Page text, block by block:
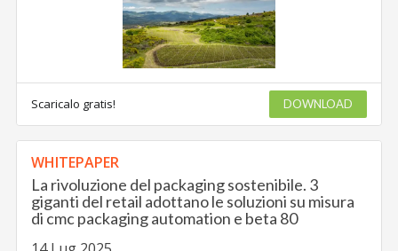
Scaricalo gratis! DOWNLOAD
WHITEPAPER
La rivoluzione del packaging sostenibile. 3
giganti del retail adottano le soluzioni su misura
di cmc packaging automation e beta 80